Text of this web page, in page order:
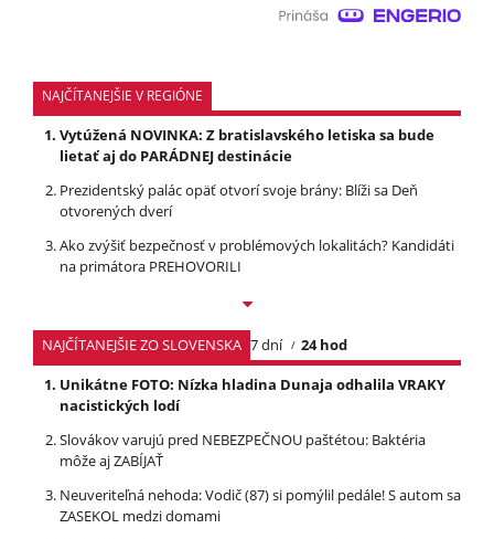
NAJČÍTANEJŠIE V REGIÓNE
Vytúžená NOVINKA: Z bratislavského letiska sa bude
lietať aj do PARÁDNEJ destinácie
Prezidentský palác opäť otvorí svoje brány: Blíži sa Deň
otvorených dverí
Ako zvýšiť bezpečnosť v problémových lokalitách? Kandidáti
na primátora PREHOVORILI
NAJČÍTANEJŠIE ZO SLOVENSKA 7 dní
24 hod
Unikátne FOTO: Nízka hladina Dunaja odhalila VRAKY
nacistických lodí
Slovákov varujú pred NEBEZPEČNOU paštétou: Baktéria
môže aj ZABÍJAŤ
Neuveriteľná nehoda: Vodič (87) si pomýlil pedále! S autom sa
ZASEKOL medzi domami